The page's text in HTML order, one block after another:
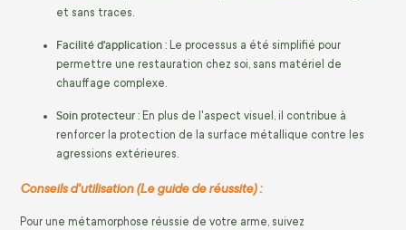
et sans traces.
Facilité d'application : Le processus a été simplifié pour
permettre une restauration chez soi, sans matériel de
chauffage complexe.
Soin protecteur : En plus de l'aspect visuel, il contribue à
renforcer la protection de la surface métallique contre les
agressions extérieures.
Conseils d'utilisation (Le guide de réussite) :
Pour une métamorphose réussie de votre arme, suivez